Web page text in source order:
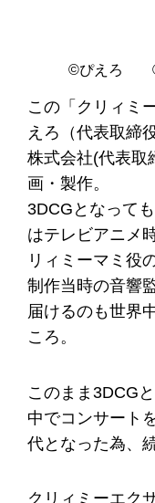
©️ぴえろ
この「クリィミ
えろ（代表取締
株式会社(代表取
画・製作。
3DCGとなって
はテレビアニメ
リィミーマミ役
制作当時の音響
届けるのも世界
ころ。
このまま3DCG
中でコンサート
代となった為、
クリィミーエク